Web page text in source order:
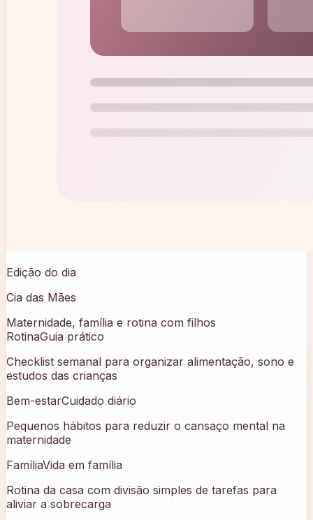
Edição do dia
Cia das Mães
Maternidade, família e rotina com filhos
RotinaGuia prático
Checklist semanal para organizar alimentação, sono e
estudos das crianças
Bem-estarCuidado diário
Pequenos hábitos para reduzir o cansaço mental na
maternidade
FamíliaVida em família
Rotina da casa com divisão simples de tarefas para
aliviar a sobrecarga